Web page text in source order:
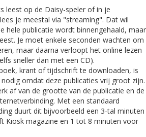
leest op de Daisy-speler of in je
je meestal via "streaming". Dat wil
hele publicatie wordt binnengehaald, maar
Je moet enkele seconden wachten om
maar daarna verloopt het online lezen
sneller dan met een CD).
krant of tijdschrift te downloaden, is
omdat deze publicaties vrij groot zijn.
af van de grootte van de publicatie en de
Met een standaard
duurt dit bijvoorbeeld een 3-tal minuten
Kiosk magazine en 1 tot 8 minuten voor